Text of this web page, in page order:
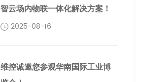
智云场内物联一体化解决方案！
2025-08-16
维控诚邀您参观华南国际工业博